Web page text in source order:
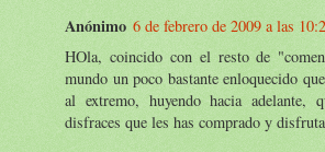
Anónimo 6 de febrero de 2009 a las
HOla, coincido con el resto de
mundo un poco bastante enloquecido
al extremo, huyendo hacia adelante,
disfraces que les has comprado y